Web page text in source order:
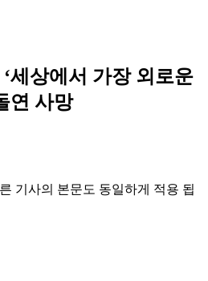
세상에서 가장 외로운
연 사망
기사의 본문도 동일하게 적용 됩